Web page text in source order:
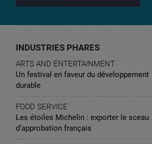
INDUSTRIES PHARES
ARTS AND ENTERTAINMENT
Un festival en faveur du développement
durable
FOOD SERVICE
Les étoiles Michelin : exporter le sceau
d’approbation français